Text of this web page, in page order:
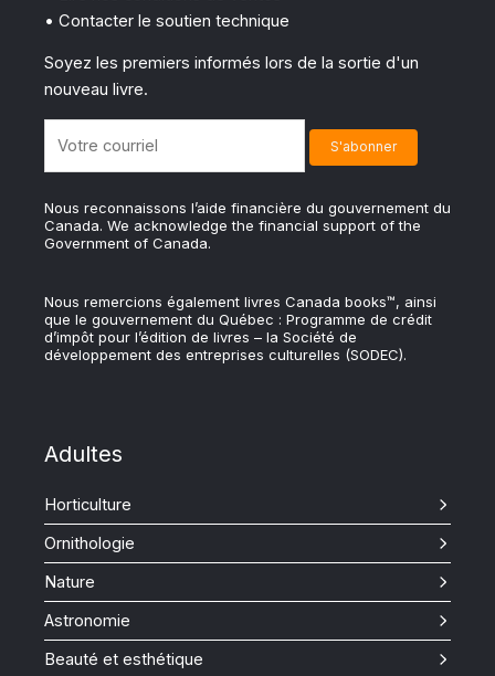
• Contacter le soutien technique
Soyez les premiers informés lors de la sortie d'un
nouveau livre.
Nous reconnaissons l’aide financière du gouvernement du
Canada. We acknowledge the financial support of the
Government of Canada.
Nous remercions également livres Canada books™, ainsi
que le gouvernement du Québec : Programme de crédit
d’impôt pour l’édition de livres – la Société de
développement des entreprises culturelles (SODEC).
Adultes
Horticulture
Ornithologie
Nature
Astronomie
Beauté et esthétique